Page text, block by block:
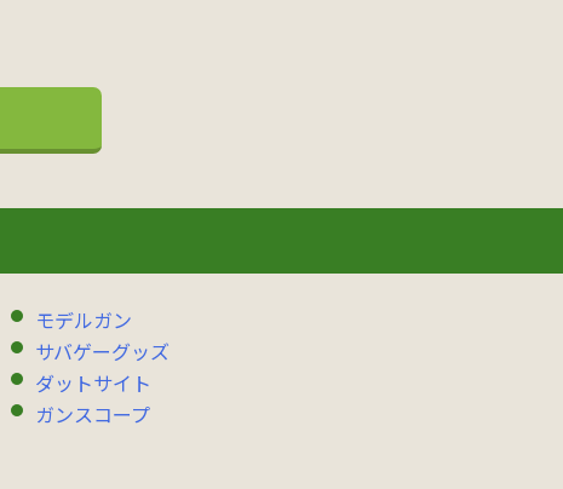
モデルガン
サバゲーグッズ
ダットサイト
ガンスコープ